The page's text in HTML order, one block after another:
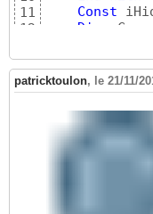
11
12
14
15
16
Const
Dim
Set
Set oFSO
End Function
Call
patricktoulon, le 21/11/